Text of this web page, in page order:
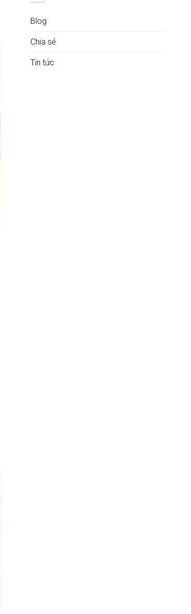
Blog
Chia sẻ
Tin tức